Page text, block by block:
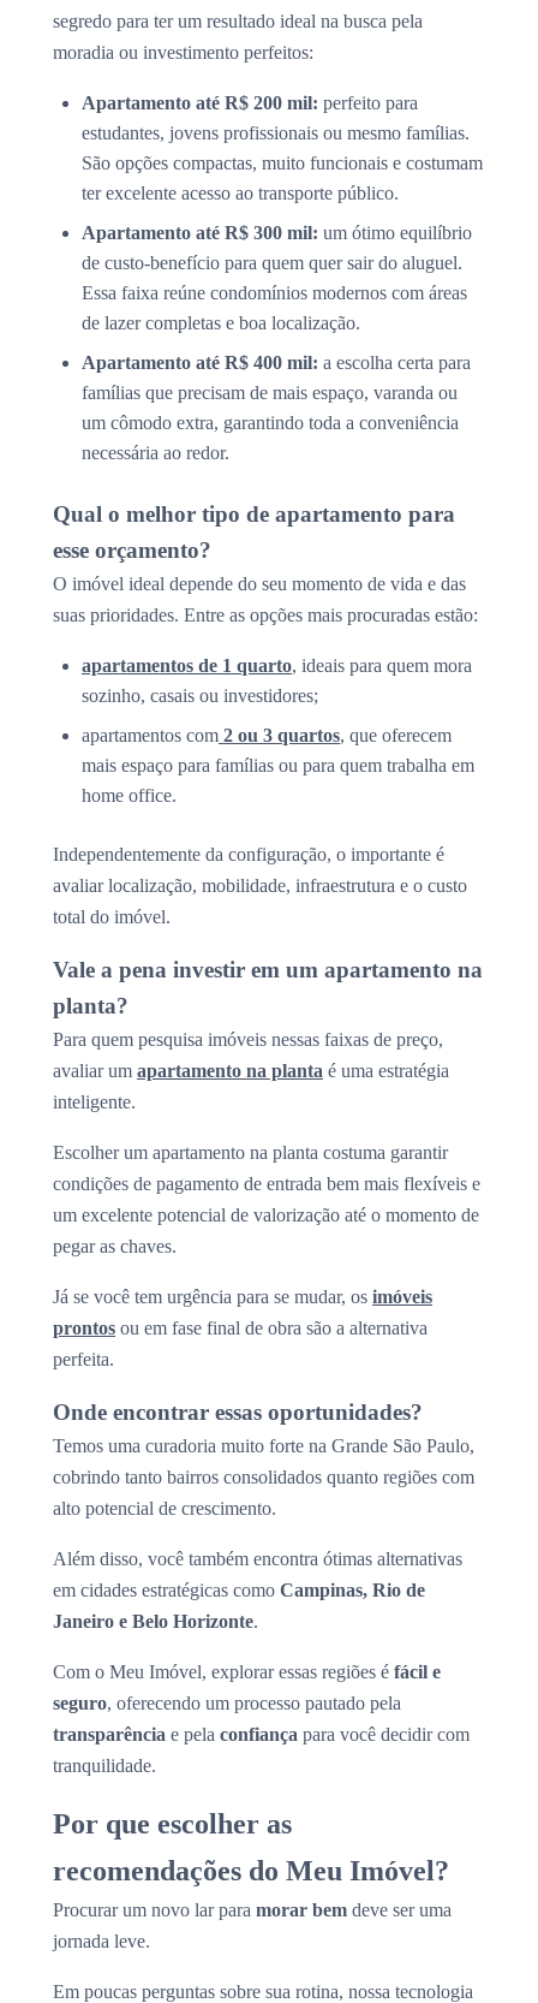
segredo para ter um resultado ideal na busca pela
moradia ou investimento perfeitos:
Apartamento até R$ 200 mil: perfeito para
estudantes, jovens profissionais ou mesmo famílias.
São opções compactas, muito funcionais e costumam
ter excelente acesso ao transporte público.
Apartamento até R$ 300 mil: um ótimo equilíbrio
de custo-benefício para quem quer sair do aluguel.
Essa faixa reúne condomínios modernos com áreas
de lazer completas e boa localização.
Apartamento até R$ 400 mil: a escolha certa para
famílias que precisam de mais espaço, varanda ou
um cômodo extra, garantindo toda a conveniência
necessária ao redor.
Qual o melhor tipo de apartamento para
esse orçamento?
O imóvel ideal depende do seu momento de vida e das
suas prioridades. Entre as opções mais procuradas estão:
apartamentos de 1 quarto, ideais para quem mora
sozinho, casais ou investidores;
apartamentos com 2 ou 3 quartos, que oferecem
mais espaço para famílias ou para quem trabalha em
home office.
Independentemente da configuração, o importante é
avaliar localização, mobilidade, infraestrutura e o custo
total do imóvel.
Vale a pena investir em um apartamento na
planta?
Para quem pesquisa imóveis nessas faixas de preço,
avaliar um apartamento na planta é uma estratégia
inteligente.
Escolher um apartamento na planta costuma garantir
condições de pagamento de entrada bem mais flexíveis e
um excelente potencial de valorização até o momento de
pegar as chaves.
Já se você tem urgência para se mudar, os imóveis
prontos ou em fase final de obra são a alternativa
perfeita.
Onde encontrar essas oportunidades?
Temos uma curadoria muito forte na Grande São Paulo,
cobrindo tanto bairros consolidados quanto regiões com
alto potencial de crescimento.
Além disso, você também encontra ótimas alternativas
em cidades estratégicas como Campinas, Rio de
Janeiro e Belo Horizonte.
Com o Meu Imóvel, explorar essas regiões é fácil e
seguro, oferecendo um processo pautado pela
transparência e pela confiança para você decidir com
tranquilidade.
Por que escolher as
recomendações do Meu Imóvel?
Procurar um novo lar para morar bem deve ser uma
jornada leve.
Em poucas perguntas sobre sua rotina, nossa tecnologia